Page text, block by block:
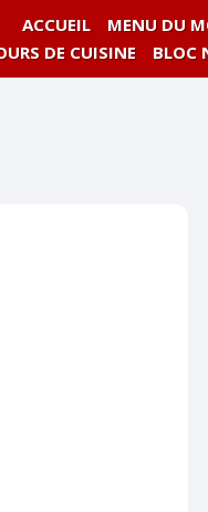
MENU DU
ACCUEIL
BLOC
DE CUISINE